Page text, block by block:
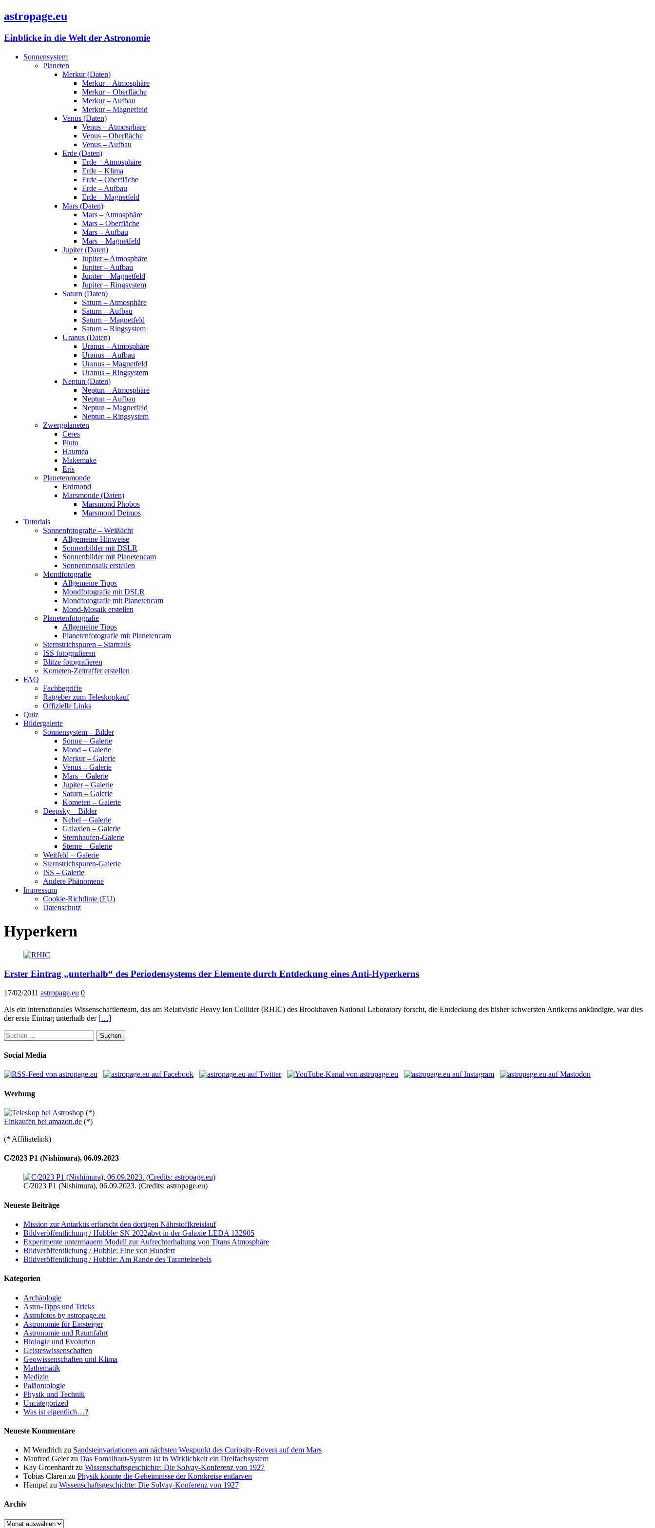
astropage.eu
Einblicke in die Welt der Astronomie
Sonnensystem
Planeten
Merkur (Daten)
Merkur – Atmosphäre
Merkur – Oberfläche
Merkur – Aufbau
Merkur – Magnetfeld
Venus (Daten)
Venus – Atmosphäre
Venus – Oberfläche
Venus – Aufbau
Erde (Daten)
Erde – Atmosphäre
Erde – Klima
Erde – Oberfläche
Erde – Aufbau
Erde – Magnetfeld
Mars (Daten)
Mars – Atmosphäre
Mars – Oberfläche
Mars – Aufbau
Mars – Magnetfeld
Jupiter (Daten)
Jupiter – Atmosphäre
Jupiter – Aufbau
Jupiter – Magnetfeld
Jupiter – Ringsystem
Saturn (Daten)
Saturn – Atmosphäre
Saturn – Aufbau
Saturn – Magnetfeld
Saturn – Ringsystem
Uranus (Daten)
Uranus – Atmosphäre
Uranus – Aufbau
Uranus – Magnetfeld
Uranus – Ringsystem
Neptun (Daten)
Neptun – Atmosphäre
Neptun – Aufbau
Neptun – Magnetfeld
Neptun – Ringsystem
Zwergplaneten
Ceres
Pluto
Haumea
Makemake
Eris
Planetenmonde
Erdmond
Marsmonde (Daten)
Marsmond Phobos
Marsmond Deimos
Tutorials
Sonnenfotografie – Weißlicht
Allgemeine Hinweise
Sonnenbilder mit DSLR
Sonnenbilder mit Planetencam
Sonnenmosaik erstellen
Mondfotografie
Allgemeine Tipps
Mondfotografie mit DSLR
Mondfotografie mit Planetencam
Mond-Mosaik erstellen
Planetenfotografie
Allgemeine Tipps
Planetenfotografie mit Planetencam
Sternstrichspuren – Startrails
ISS fotografieren
Blitze fotografieren
Kometen-Zeitraffer erstellen
FAQ
Fachbegriffe
Ratgeber zum Teleskopkauf
Offizielle Links
Quiz
Bildergalerie
Sonnensystem – Bilder
Sonne – Galerie
Mond – Galerie
Merkur – Galerie
Venus – Galerie
Mars – Galerie
Jupiter – Galerie
Saturn – Galerie
Kometen – Galerie
Deepsky – Bilder
Nebel – Galerie
Galaxien – Galerie
Sternhaufen-Galerie
Sterne – Galerie
Weitfeld – Galerie
Sternstrichspuren-Galerie
ISS – Galerie
Andere Phänomene
Impressum
Cookie-Richtlinie (EU)
Datenschutz
Hyperkern
Erster Eintrag „unterhalb“ des Periodensystems der Elemente durch Entdeckung eines Anti-Hyperkerns
17/02/2011 astropage.eu 0
Als ein internationales Wissenschaftlerteam, das am Relativistic Heavy Ion Collider (RHIC) des Brookhaven National Laboratory forscht, die Entdeckung des bisher schwersten Antikerns ankündigte, war dies
der erste Eintrag unterhalb der […]
Suchen
nach:
Social Media
Werbung
(*)
Einkaufen bei amazon.de (*)
(* Affiliatelink)
C/2023 P1 (Nishimura), 06.09.2023
C/2023 P1 (Nishimura), 06.09.2023. (Credits: astropage.eu)
Neueste Beiträge
Mission zur Antarktis erforscht den dortigen Nährstoffkreislauf
Bildveröffentlichung / Hubble: SN 2022abvt in der Galaxie LEDA 132905
Experimente untermauern Modell zur Aufrechterhaltung von Titans Atmosphäre
Bildveröffentlichung / Hubble: Eine von Hundert
Bildveröffentlichung / Hubble: Am Rande des Tarantelnebels
Kategorien
Archäologie
Astro-Tipps und Tricks
Astrofotos by astropage.eu
Astronomie für Einsteiger
Astronomie und Raumfahrt
Biologie und Evolution
Geisteswissenschaften
Geowissenschaften und Klima
Mathematik
Medizin
Paläontologie
Physik und Technik
Uncategorized
Was ist eigentlich…?
Neueste Kommentare
M Wendrich zu Sandsteinvariationen am nächsten Wegpunkt des Curiosity-Rovers auf dem Mars
Manfred Geierzu Das Fomalhaut-System ist in Wirklichkeit ein Dreifachsystem
Kay Groenhardt zu Wissenschaftsgeschichte: Die Solvay-Konferenz von 1927
Tobias Claren zu Physik könnte die Geheimnisse der Kornkreise entlarven
Hempel zu Wissenschaftsgeschichte: Die Solvay-Konferenz von 1927
Archiv
Archiv